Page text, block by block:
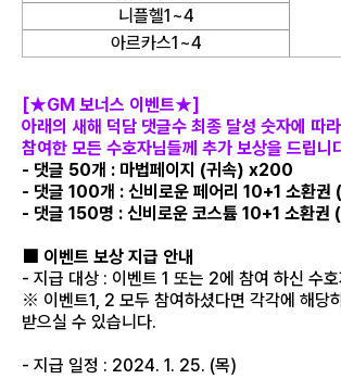
니플헬1~4
아르카스1~4
[★GM 보너스 이벤트★]
아래의 새해 덕담 댓글수 최종 달성 숫자에 따
참여한 모든 수호자님들께 추가 보상을 드립니
- 댓글 50개 : 마법페이지 (귀속) x200
- 댓글 100개 : 신비로운 페어리 10+1 소환권
- 댓글 150명 : 신비로운 코스튬 10+1 소환권
■ 이벤트 보상 지급 안내
- 지급 대상 : 이벤트 1 또는 2에 참여 하신 수
※ 이벤트1, 2 모두 참여하셨다면 각각에 해당
받으실 수 있습니다.
- 지급 일정 : 2024. 1. 25. (목)